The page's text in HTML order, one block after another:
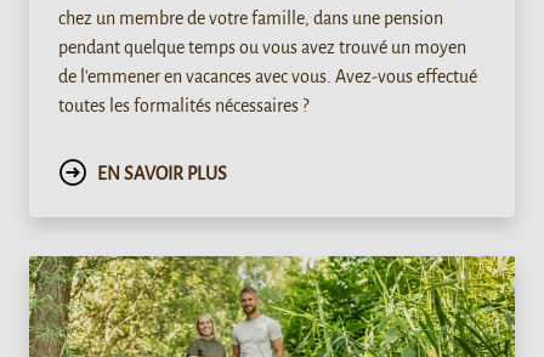
chez un membre de votre famille, dans une pension
pendant quelque temps ou vous avez trouvé un moyen
de l'emmener en vacances avec vous. Avez-vous effectué
toutes les formalités nécessaires ?
EN SAVOIR PLUS